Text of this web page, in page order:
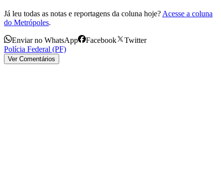
Já leu todas as notas e reportagens da coluna hoje? Acesse a coluna
do Metrópoles.
Enviar no WhatsApp Facebook
Twitter
Polícia Federal (PF)
Ver Comentários